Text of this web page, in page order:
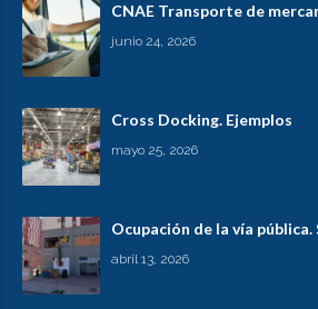
CNAE Transporte de
junio 24, 2026
Cross Docking. Ejemplos
mayo 25, 2026
Ocupación de la vía
abril 13, 2026